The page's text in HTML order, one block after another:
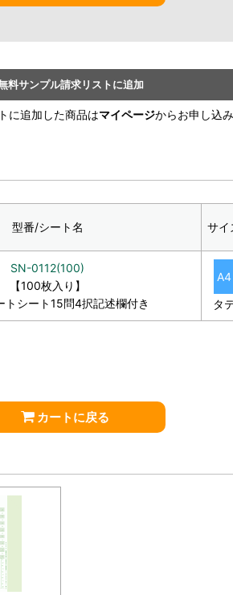
料サンプル請求リストに追加
に追加した商品はマイページからお申し込
型番/シート名 サイ
SN-0112(100)
【100枚入り】
トシート15問4択記述欄付き
A4
タ
カートに戻る